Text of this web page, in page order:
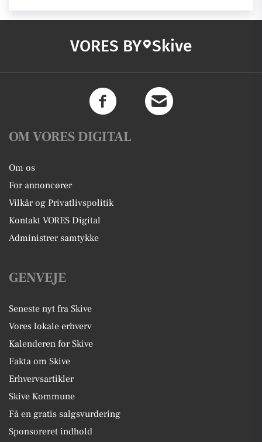
VORES BY Skive
OM VORES DIGITAL
Om os
For annoncører
Vilkår og Privatlivspolitik
Kontakt VORES Digital
Administrer samtykke
GENVEJE
Seneste nyt fra Skive
Vores lokale erhverv
Kalenderen for Skive
Fakta om Skive
Erhvervsartikler
Skive Kommune
Få en gratis salgsvurdering
Sponsoreret indhold